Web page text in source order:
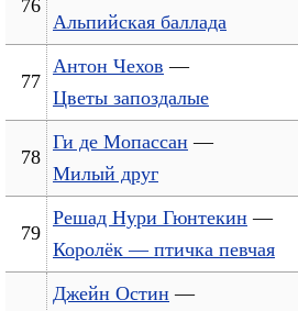
76
Альпийская баллада
77
Антон Чехов —
Цветы запоздалые
78
Ги де Мопассан —
Милый друг
79
Решад Нури Гюнтекин —
Королёк — птичка певчая
Джейн Остин —